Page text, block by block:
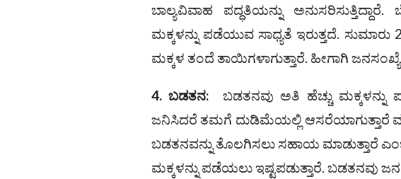
ಬಾಲ್ಯವಿವಾಹ ಪದ್ಧತಿಯನ್ನು
ಮಕ್ಕಳನ್ನು ಪಡೆಯುವ ಸಾಧ್ಯತೆ ಇರುತ್ತದೆ.
ಮಕ್ಕಳ ತಂದೆ ತಾಯಿಗಳಾಗುತ್ತಾರೆ. ಹೀಗಾಗಿ
4. ಬಡತನ:
ಬಡತನವು ಅತಿ ಹೆಚ್ಚು ಮಕ್ಕಳನ್ನು
ಜನಿಸಿದರೆ ತಮಗೆ ದುಡಿಮೆಯಲ್ಲಿ ಆಸರೆಯಾಗುತ್ತಾರೆ
ಬಡತನವನ್ನು ತೊಲಗಿಸಲು ಸಹಾಯ ಮಾಡುತ್ತಾರೆ
ಮಕ್ಕಳನ್ನು ಪಡೆಯಲು ಇಷ್ಟಪಡುತ್ತಾರೆ. ಬಡತನವು